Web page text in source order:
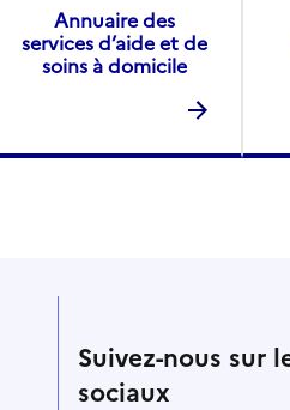
Annuaire des
services d’aide et de
soins à domicile
Suivez-nous sur
sociaux